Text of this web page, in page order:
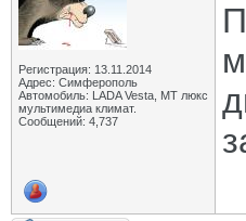
Регистрация: 13.11.2014
Адрес: Симферополь
Автомобиль: LADA Vesta, МТ люкс
мультимедиа климат.
Сообщений: 4,737